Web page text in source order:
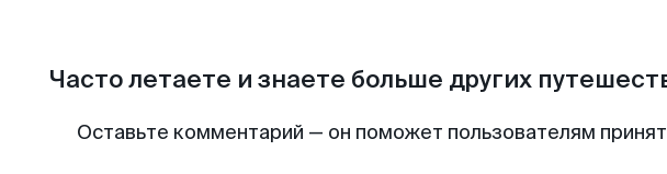
Часто летаете и знаете больше других
Оставьте комментарий — он поможет пользователям